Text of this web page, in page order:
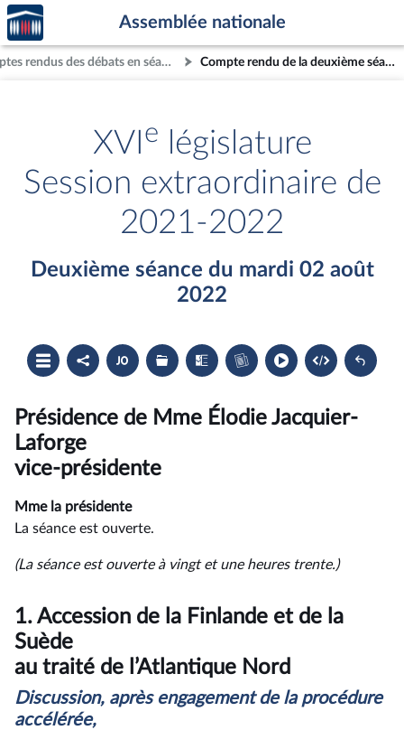
Aller au contenu
Aller en bas de la page
Accèder
à la
page
d'accueil
Assemblée nationale
Comptes rendus des débats en séance Compte rendu de la deuxième séance du mardi 02 août 2022
XVI e
législature
Session extraordinaire de
2021-2022
Deuxième séance du mardi 02 août
2022
Ouvrir
le
sommaire
Partager
le
compte
Accéder
au
document
du
compte
Les
dossiers
législatifs
Les
textes
examinés
Accéder
au
cahier
Présidence de Mme Élodie Jacquier-
Laforge
vice-présidente
Mme la présidente
La séance est ouverte.
(La séance est ouverte à vingt et une heures trente.)
1. Accession de la Finlande et de la
Suède
au traité de l’Atlantique Nord
Discussion, après engagement de la procédure
accélérée,